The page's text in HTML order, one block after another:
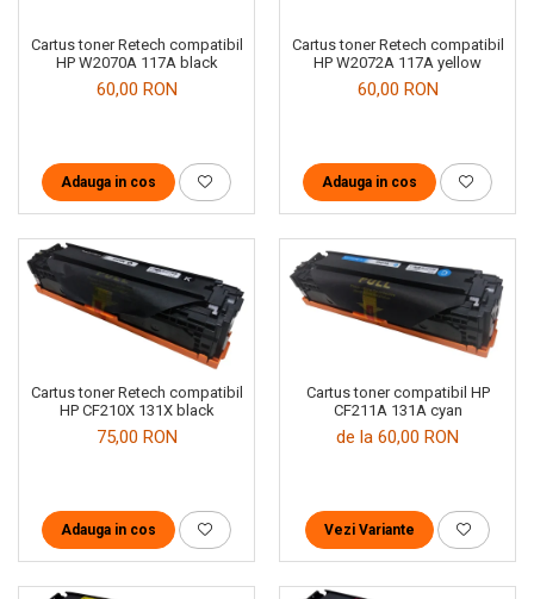
Cartus toner Retech compatibil
HP W2070A 117A black
60,00 RON
Adauga in cos
Cartus toner Retech compatibil
HP W2072A 117A yellow
60,00 RON
Adauga in cos
Cartus toner Retech compatibil
HP CF210X 131X black
75,00 RON
Adauga in cos
Cartus toner compatibil HP
CF211A 131A cyan
de la 60,00 RON
Vezi Variante